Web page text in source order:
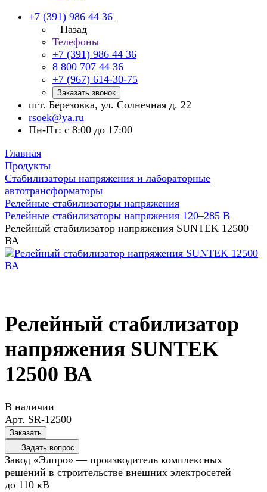
+7 (391) 986 44 36
Назад
Телефоны
+7 (391) 986 44 36
8 800 707 44 36
+7 (967) 614-30-75
Заказать звонок
пгт. Березовка, ул. Солнечная д. 22
rsoek@ya.ru
Пн-Пт: с 8:00 до 17:00
Главная
Продукты
Стабилизаторы напряжения и лабораторные
автотрансформаторы
Релейные стабилизаторы напряжения
Релейные стабилизаторы напряжения 120–285 В
Релейный стабилизатор напряжения SUNTEK 12500
ВА
Релейный стабилизатор
напряжения SUNTEK
12500 ВА
В наличии
Арт. SR-12500
Заказать
Задать вопрос
Завод «Элпро» — производитель комплексных
решений в строительстве внешних электросетей
до 110 кВ